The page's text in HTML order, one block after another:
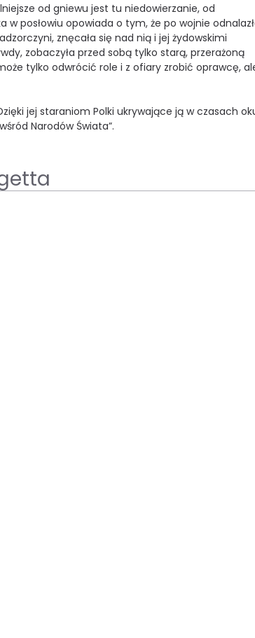
od gniewu jest tu niedowierzanie, od
posłowiu opowiada o tym, że po wojnie
znęcała się nad nią i jej żydowskimi
zobaczyła przed sobą tylko starą, przerażoną
tylko odwrócić role i z ofiary zrobić oprawcę,
jej staraniom Polki ukrywające ją w czasach
Narodów Świata”.